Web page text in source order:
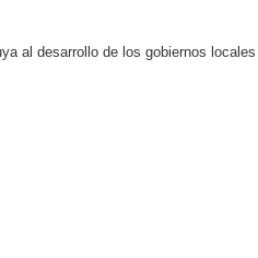
al desarrollo de los gobiernos locales .